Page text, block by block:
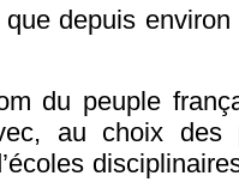
depuis
du peuple
au choix des